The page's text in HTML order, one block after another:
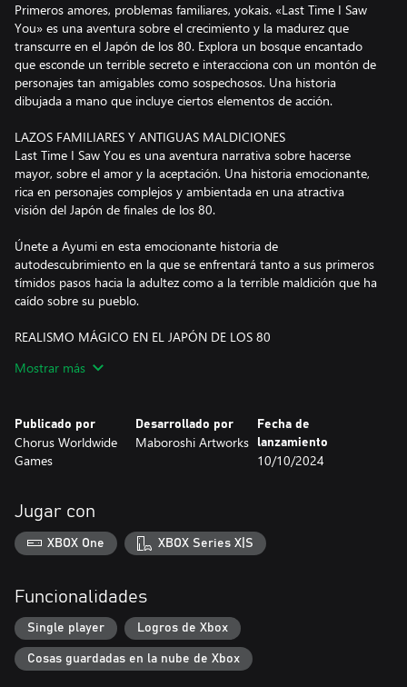
Primeros amores, problemas familiares, yokais. «Last Time I Saw
You» es una aventura sobre el crecimiento y la madurez que
transcurre en el Japón de los 80. Explora un bosque encantado
que esconde un terrible secreto e interacciona con un montón de
personajes tan amigables como sospechosos. Una historia
dibujada a mano que incluye ciertos elementos de acción.
LAZOS FAMILIARES Y ANTIGUAS MALDICIONES
Last Time I Saw You es una aventura narrativa sobre hacerse
mayor, sobre el amor y la aceptación. Una historia emocionante,
rica en personajes complejos y ambientada en una atractiva
visión del Japón de finales de los 80.
Únete a Ayumi en esta emocionante historia de
autodescubrimiento en la que se enfrentará tanto a sus primeros
tímidos pasos hacia la adultez como a la terrible maldición que ha
caído sobre su pueblo.
REALISMO MÁGICO EN EL JAPÓN DE LOS 80
mitología japonesa y sumérgete en una aventura bellamente
AMISTAD Y PRIMEROS AMORES
En esta aventura llena de amor, amistad y todas las pruebas de la
adolescencia que se viene encima, conocerás por el camino a un
colegio y cotillas del pueblo, hasta cuervos samurai y kappas
cleptómanas, incluyendo a, la que literalmente es, la chica de tus
sueños.
Last Time I Saw You es un acogedor y relajante juego de
misiones secundarias y coleccionables que apoyan su
conmovedor núcleo narrativo. Todo ello impregnado de nostalgia
y afecto por un tiempo ya pasado.
Mostrar más
Publicado por
Chorus Worldwide
Games
Desarrollado por
Maboroshi Artworks
Fecha de
lanzamiento
10/10/2024
Jugar con
XBOX One XBOX Series X|S
Funcionalidades
Single player Logros de Xbox
Cosas guardadas en la nube de Xbox